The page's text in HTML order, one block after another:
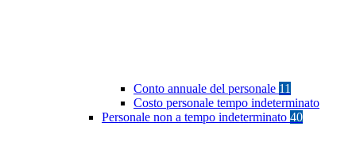
Conto annuale del personale 11
Costo personale tempo indeterminato
Personale non a tempo indeterminato 40